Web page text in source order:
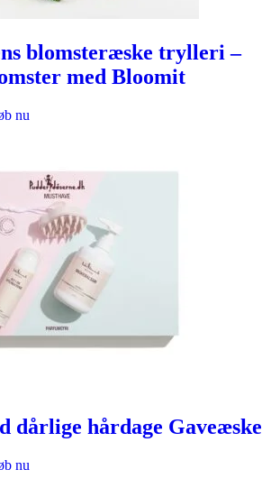
blomsteræske trylleri –
med Bloomit
nu
dårlige hårdage Gaveæske
nu